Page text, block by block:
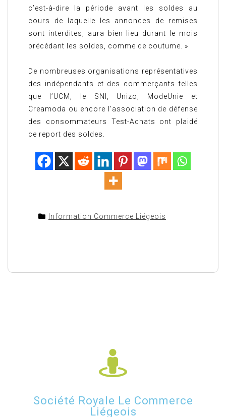
c’est-à-dire la période avant les soldes au
cours de laquelle les annonces de remises
sont interdites, aura bien lieu durant le mois
précédant les soldes, comme de coutume. »
De nombreuses organisations représentatives
des indépendants et des commerçants telles
que l’UCM, le SNI, Unizo, ModeUnie et
Creamoda ou encore l’association de défense
des consommateurs Test-Achats ont plaidé
ce report des soldes.
Information Commerce Liégeois
Société Royale Le Commerce
Liégeois